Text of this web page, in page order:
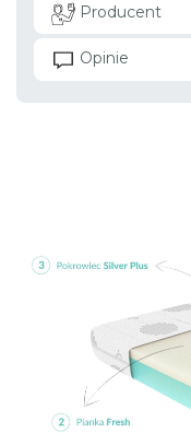
Producent
Opinie